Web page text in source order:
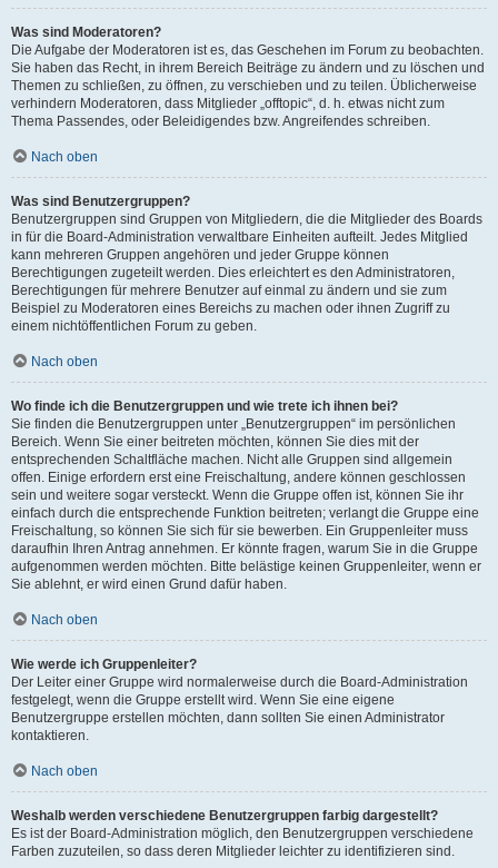
Was sind Moderatoren?
Die Aufgabe der Moderatoren ist es, das Geschehen im Forum zu beobachten.
Sie haben das Recht, in ihrem Bereich Beiträge zu ändern und zu löschen und
Themen zu schließen, zu öffnen, zu verschieben und zu teilen. Üblicherweise
verhindern Moderatoren, dass Mitglieder „offtopic“, d. h. etwas nicht zum
Thema Passendes, oder Beleidigendes bzw. Angreifendes schreiben.
Nach oben
Was sind Benutzergruppen?
Benutzergruppen sind Gruppen von Mitgliedern, die die Mitglieder des Boards
in für die Board-Administration verwaltbare Einheiten aufteilt. Jedes Mitglied
kann mehreren Gruppen angehören und jeder Gruppe können
Berechtigungen zugeteilt werden. Dies erleichtert es den Administratoren,
Berechtigungen für mehrere Benutzer auf einmal zu ändern und sie zum
Beispiel zu Moderatoren eines Bereichs zu machen oder ihnen Zugriff zu
einem nichtöffentlichen Forum zu geben.
Nach oben
Wo finde ich die Benutzergruppen und wie trete ich ihnen bei?
Sie finden die Benutzergruppen unter „Benutzergruppen“ im persönlichen
Bereich. Wenn Sie einer beitreten möchten, können Sie dies mit der
entsprechenden Schaltfläche machen. Nicht alle Gruppen sind allgemein
offen. Einige erfordern erst eine Freischaltung, andere können geschlossen
sein und weitere sogar versteckt. Wenn die Gruppe offen ist, können Sie ihr
einfach durch die entsprechende Funktion beitreten; verlangt die Gruppe eine
Freischaltung, so können Sie sich für sie bewerben. Ein Gruppenleiter muss
daraufhin Ihren Antrag annehmen. Er könnte fragen, warum Sie in die Gruppe
aufgenommen werden möchten. Bitte belästige keinen Gruppenleiter, wenn er
Sie ablehnt, er wird einen Grund dafür haben.
Nach oben
Wie werde ich Gruppenleiter?
Der Leiter einer Gruppe wird normalerweise durch die Board-Administration
festgelegt, wenn die Gruppe erstellt wird. Wenn Sie eine eigene
Benutzergruppe erstellen möchten, dann sollten Sie einen Administrator
kontaktieren.
Nach oben
Weshalb werden verschiedene Benutzergruppen farbig dargestellt?
Es ist der Board-Administration möglich, den Benutzergruppen verschiedene
Farben zuzuteilen, so dass deren Mitglieder leichter zu identifizieren sind.